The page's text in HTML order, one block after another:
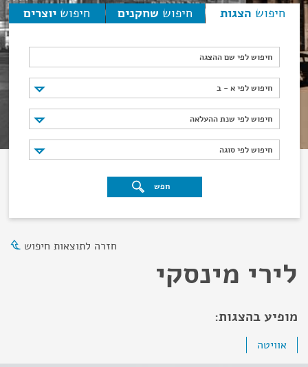
חיפוש הצגות חיפוש שחקנים חיפוש יוצרים
חיפוש לפי שם ההצגה
חיפוש לפי א - ב
חיפוש לפי א - ב
חיפוש לפי שנת ההעלאה
חיפוש לפי שנת ההעלאה
חיפוש לפי סוגה
חיפוש לפי סוגה
חפש
חזרה לתוצאות חיפוש
לירי מינסקי
מופיע בהצגות:
אוויטה